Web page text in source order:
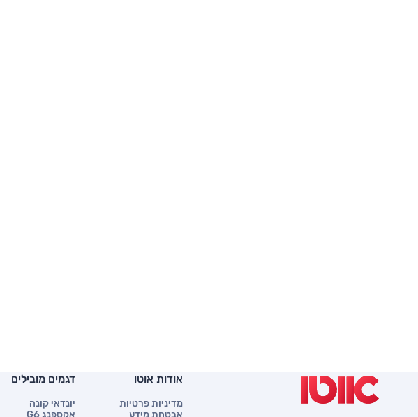
אודות אוטו
מדיניות פרטיות
דגמים מובילים
יונדאי קונה